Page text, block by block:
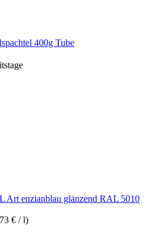
400g Tube
Art enzianblau glänzend RAL 5010
€ / l)